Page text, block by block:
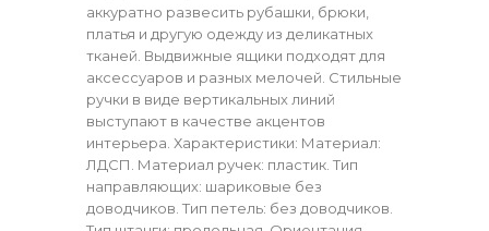
аккуратно развесить рубашки, брюки,
платья и другую одежду из деликатных
тканей. Выдвижные ящики подходят для
аксессуаров и разных мелочей. Стильные
ручки в виде вертикальных линий
выступают в качестве акцентов
интерьера. Характеристики: Материал:
ЛДСП. Материал ручек: пластик. Тип
направляющих: шариковые без
доводчиков. Тип петель: без доводчиков.